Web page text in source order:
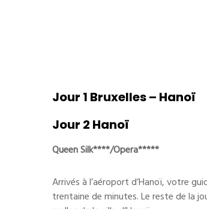
Jour 1 Bruxelles – Hanoï
Jour 2 Hanoï
Queen Silk****/Opera*****
Arrivés à l’aéroport d’Hanoï, votre
trentaine de minutes. Le reste de la